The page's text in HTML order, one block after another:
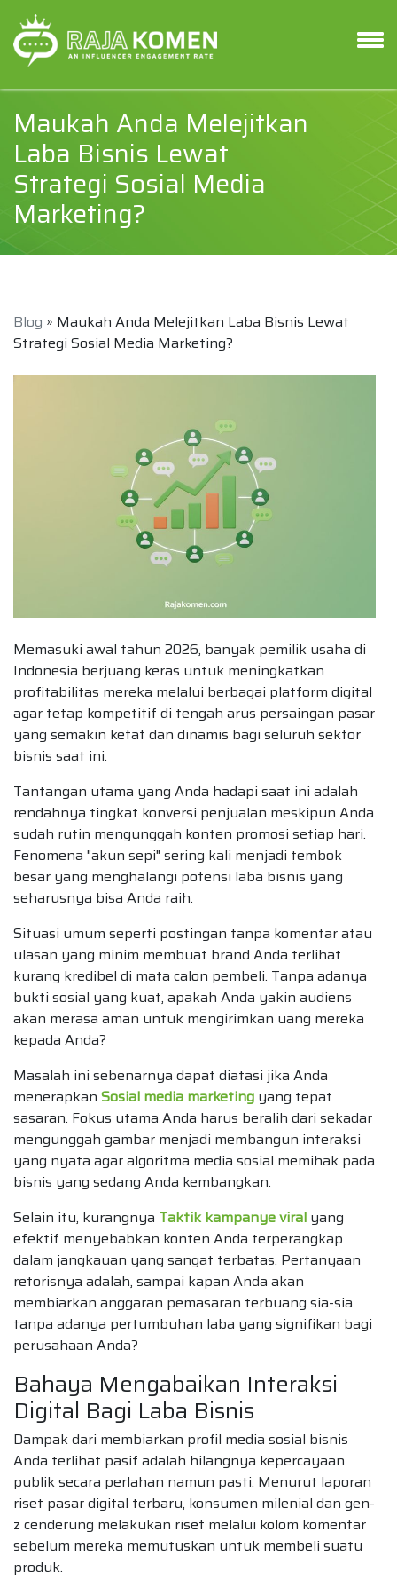
Maukah Anda Melejitkan
Laba Bisnis Lewat
Strategi Sosial Media
Marketing?
Blog » Maukah Anda Melejitkan Laba Bisnis Lewat
Strategi Sosial Media Marketing?
Memasuki awal tahun 2026, banyak pemilik usaha di
Indonesia berjuang keras untuk meningkatkan
profitabilitas mereka melalui berbagai platform digital
agar tetap kompetitif di tengah arus persaingan pasar
yang semakin ketat dan dinamis bagi seluruh sektor
bisnis saat ini.
Tantangan utama yang Anda hadapi saat ini adalah
rendahnya tingkat konversi penjualan meskipun Anda
sudah rutin mengunggah konten promosi setiap hari.
Fenomena "akun sepi" sering kali menjadi tembok
besar yang menghalangi potensi laba bisnis yang
seharusnya bisa Anda raih.
Situasi umum seperti postingan tanpa komentar atau
ulasan yang minim membuat brand Anda terlihat
kurang kredibel di mata calon pembeli. Tanpa adanya
bukti sosial yang kuat, apakah Anda yakin audiens
akan merasa aman untuk mengirimkan uang mereka
kepada Anda?
Masalah ini sebenarnya dapat diatasi jika Anda
menerapkan Sosial media marketing yang tepat
sasaran. Fokus utama Anda harus beralih dari sekadar
mengunggah gambar menjadi membangun interaksi
yang nyata agar algoritma media sosial memihak pada
bisnis yang sedang Anda kembangkan.
Selain itu, kurangnya Taktik kampanye viral yang
efektif menyebabkan konten Anda terperangkap
dalam jangkauan yang sangat terbatas. Pertanyaan
retorisnya adalah, sampai kapan Anda akan
membiarkan anggaran pemasaran terbuang sia-sia
tanpa adanya pertumbuhan laba yang signifikan bagi
perusahaan Anda?
Bahaya Mengabaikan Interaksi
Digital Bagi Laba Bisnis
Dampak dari membiarkan profil media sosial bisnis
Anda terlihat pasif adalah hilangnya kepercayaan
publik secara perlahan namun pasti. Menurut laporan
riset pasar digital terbaru, konsumen milenial dan gen-
z cenderung melakukan riset melalui kolom komentar
sebelum mereka memutuskan untuk membeli suatu
produk.